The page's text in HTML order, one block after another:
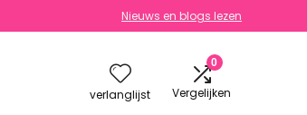
Nieuws en blogs lezen
verlanglijst
0
Vergelijken